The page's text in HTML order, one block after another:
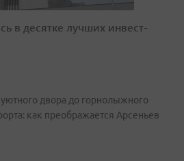
в десятке лучших инвест-
двора до горнолыжного
как преображается Арсеньев